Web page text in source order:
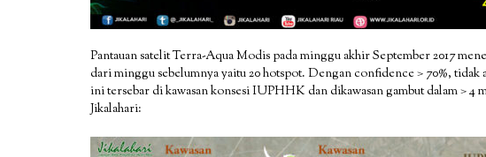
Pantauan satelit Terra-Aqua Modis pada minggu akhir September 2017
dari minggu sebelumnya yaitu 20 hotspot. Dengan confidence > 70%,
ini tersebar di kawasan konsesi IUPHHK dan dikawasan gambut dalam >
Jikalahari: